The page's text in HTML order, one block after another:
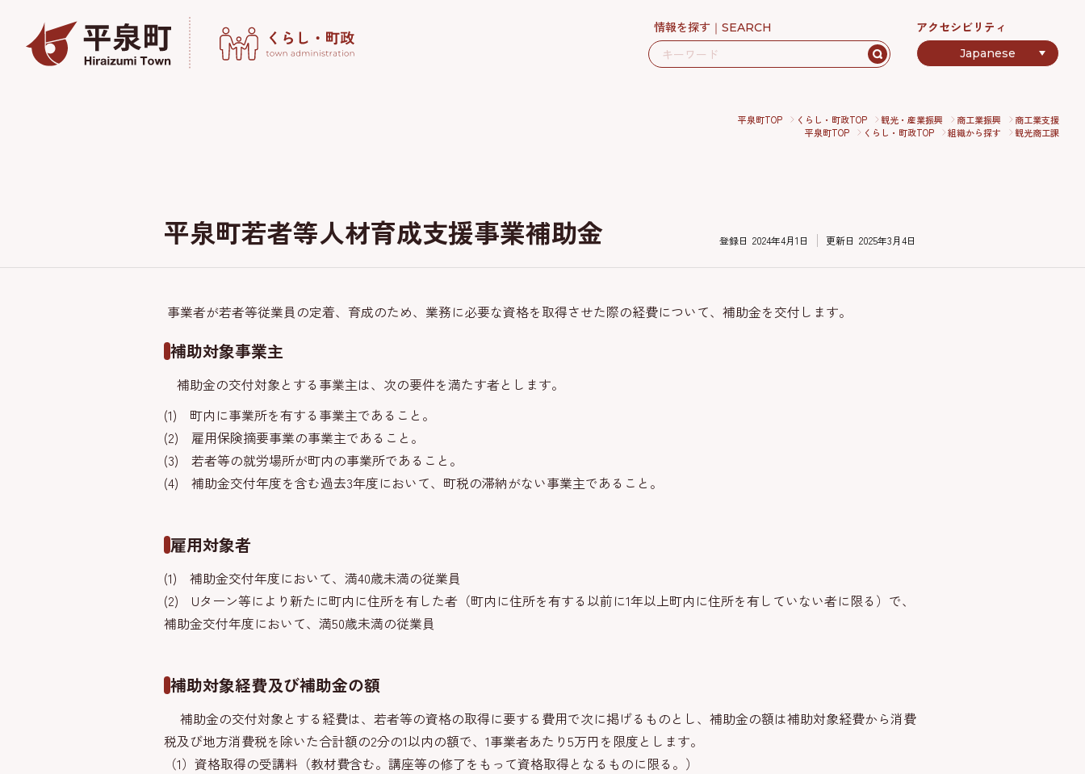
情報を探す SEARCH アクセシビリティ
平泉町TOP くらし・町政TOP 観光・産業振興 商工業振興
商工業支援
平泉町TOP
くらし・町政TOP 組織から探す 観光商工課
平泉町若者等人材育成支援事業補助金 登録日 2024年4月1日 更新日 2025年3月4日
事業者が若者等従業員の定着、育成のため、業務に必要な資格を取得させた際の経費について、補助金を交付します。
補助対象事業主
補助金の交付対象とする事業主は、次の要件を満たす者とします。
(1) 町内に事業所を有する事業主であること。
(2) 雇用保険摘要事業の事業主であること。
(3) 若者等の就労場所が町内の事業所であること。
(4) 補助金交付年度を含む過去3年度において、町税の滞納がない事業主であること。
雇用対象者
(1) 補助金交付年度において、満40歳未満の従業員
(2) Uターン等により新たに町内に住所を有した者（町内に住所を有する以前に1年以上町内に住所を有していない者に限る）で、
補助金交付年度において、満50歳未満の従業員
補助対象経費及び補助金の額
補助金の交付対象とする経費は、若者等の資格の取得に要する費用で次に掲げるものとし、補助金の額は補助対象経費から消費
税及び地方消費税を除いた合計額の2分の1以内の額で、1事業者あたり5万円を限度とします。
（1）資格取得の受講料（教材費含む。講座等の修了をもって資格取得となるものに限る。）